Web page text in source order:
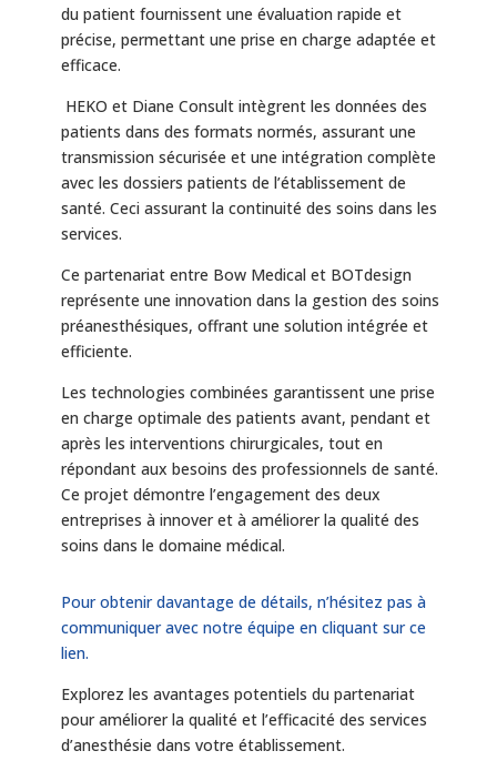
du patient fournissent une évaluation rapide et
précise, permettant une prise en charge adaptée et
efficace.
HEKO et Diane Consult intègrent les données des
patients dans des formats normés, assurant une
transmission sécurisée et une intégration complète
avec les dossiers patients de l’établissement de
santé. Ceci assurant la continuité des soins dans les
services.
Ce partenariat entre Bow Medical et BOTdesign
représente une innovation dans la gestion des soins
préanesthésiques, offrant une solution intégrée et
efficiente.
Les technologies combinées garantissent une prise
en charge optimale des patients avant, pendant et
après les interventions chirurgicales, tout en
répondant aux besoins des professionnels de santé.
Ce projet démontre l’engagement des deux
entreprises à innover et à améliorer la qualité des
soins dans le domaine médical.
Pour obtenir davantage de détails, n’hésitez pas à
communiquer avec notre équipe en cliquant sur ce
lien.
Explorez les avantages potentiels du partenariat
pour améliorer la qualité et l’efficacité des services
d’anesthésie dans votre établissement.